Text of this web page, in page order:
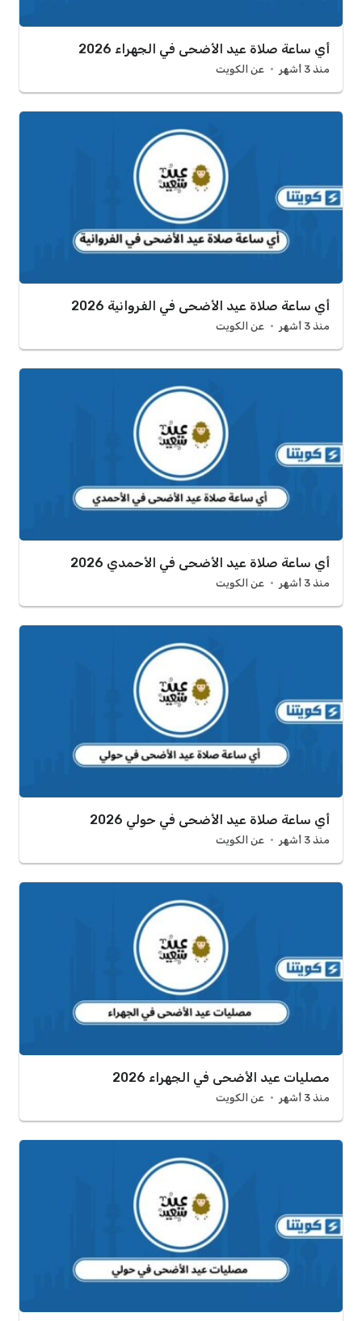
أي ساعة صلاة عيد الأضحى في الجهراء 2026
منذ 3 أشهر عن الكويت
أي ساعة صلاة عيد الأضحى في الفروانية 2026
منذ 3 أشهر عن الكويت
أي ساعة صلاة عيد الأضحى في الأحمدي 2026
منذ 3 أشهر عن الكويت
أي ساعة صلاة عيد الأضحى في حولي 2026
منذ 3 أشهر عن الكويت
مصليات عيد الأضحى في الجهراء 2026
منذ 3 أشهر عن الكويت